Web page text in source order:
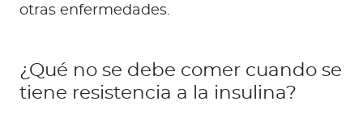
otras enfermedades.
¿Qué no se debe comer cuando se
tiene resistencia a la insulina?